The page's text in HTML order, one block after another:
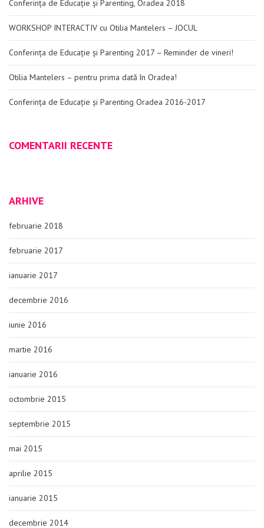
Conferința de Educație și Parenting, Oradea 2018
WORKSHOP INTERACTIV cu Otilia Mantelers – JOCUL
Conferința de Educație și Parenting 2017 – Reminder de vineri!
Otilia Mantelers – pentru prima dată în Oradea!
Conferința de Educație și Parenting Oradea 2016-2017
COMENTARII RECENTE
ARHIVE
februarie 2018
februarie 2017
ianuarie 2017
decembrie 2016
iunie 2016
martie 2016
ianuarie 2016
octombrie 2015
septembrie 2015
mai 2015
aprilie 2015
ianuarie 2015
decembrie 2014